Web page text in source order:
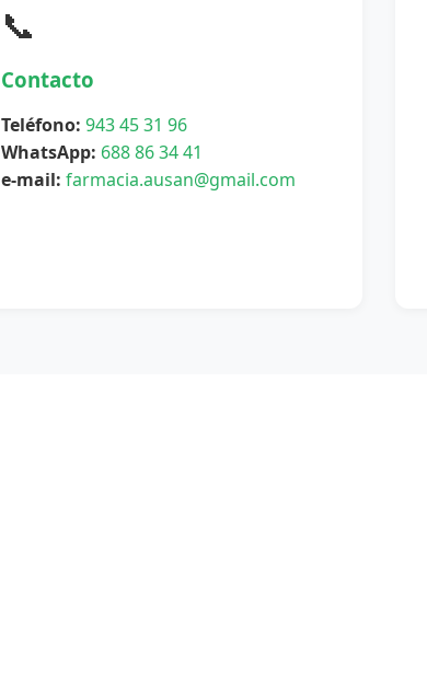
📞
Contacto
Teléfono: 943 45 31 96
WhatsApp: 688 86 34 41
e-mail: farmacia.ausan@gmail.com